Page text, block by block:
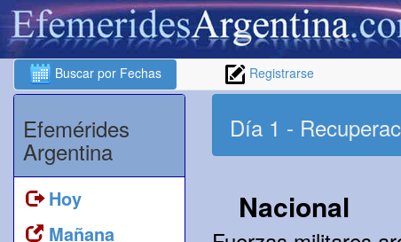
Buscar por Fechas Registrarse
Efemérides
Argentina
Hoy
Mañana
Día 1 -
Nacional